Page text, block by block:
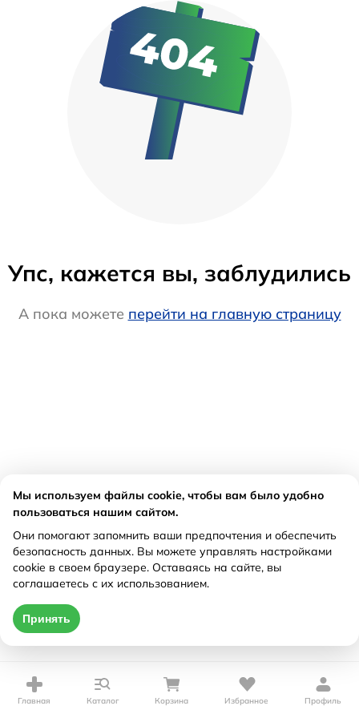
Упс, кажется вы, заблудились
А пока можете перейти на главную страницу
Главная Каталог Корзина Избранное Профиль
Мы используем файлы cookie, чтобы вам было удобно
пользоваться нашим сайтом.
Они помогают запомнить ваши предпочтения и обеспечить
безопасность данных. Вы можете управлять настройками
cookie в своем браузере. Оставаясь на сайте, вы
соглашаетесь с их использованием.
Принять